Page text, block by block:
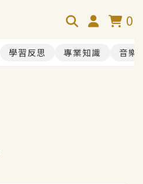
0
學習反思 專業知識 音樂